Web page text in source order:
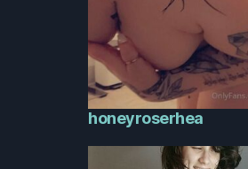
honeyroserhea